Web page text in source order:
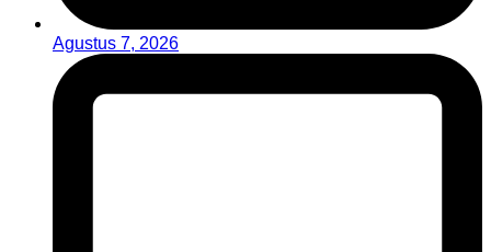
Agustus 7, 2026